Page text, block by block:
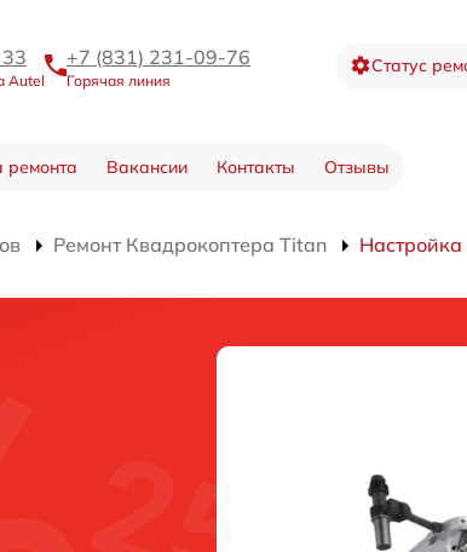
Autel
+7 (831) 231-09-76
Горячая линия
Статус
ремонта Вакансии Контакты Отзывы
Ремонт Квадрокоптера Titan